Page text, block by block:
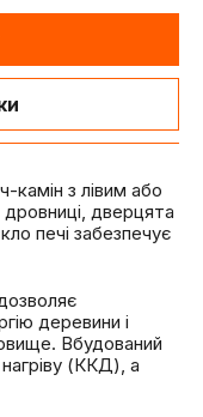
камін з лівим або
дверцята
печі забезпечує
деревини і
Вбудований
(ККД), а